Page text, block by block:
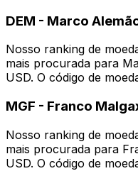
DEM - Marco
Nosso ranking de
mais procurada para
USD. O código de
MGF - Franco
Nosso ranking de
mais procurada para
USD. O código de